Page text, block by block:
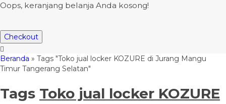
Oops, keranjang belanja Anda kosong!
Checkout
Beranda » Tags "Toko jual locker KOZURE di Jurang Mangu
Timur Tangerang Selatan"
Tags Toko jual locker KOZURE